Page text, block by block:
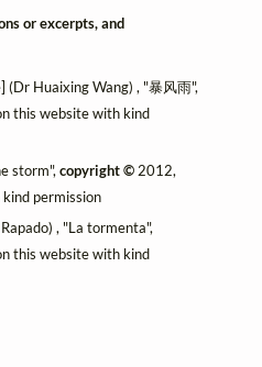
or excerpts, and
(Dr Huaixing Wang) , "暴风雨",
this website with kind
storm",copyright © 2012,
permission
, "La tormenta",
this website with kind